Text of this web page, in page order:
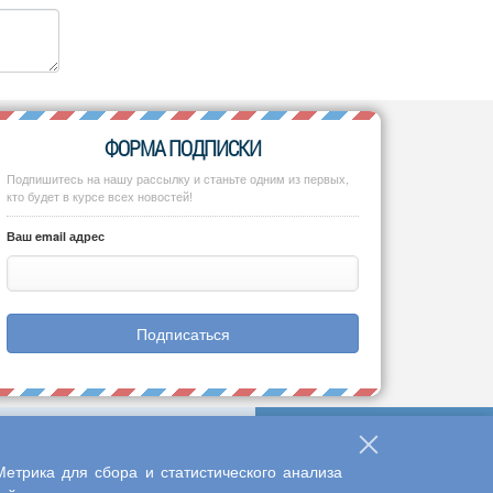
ФОРМА ПОДПИСКИ
Подпишитесь на нашу рассылку и станьте одним из первых,
кто будет в курсе всех новостей!
Ваш email адрес
Подписаться
для сбора и статистического анализа